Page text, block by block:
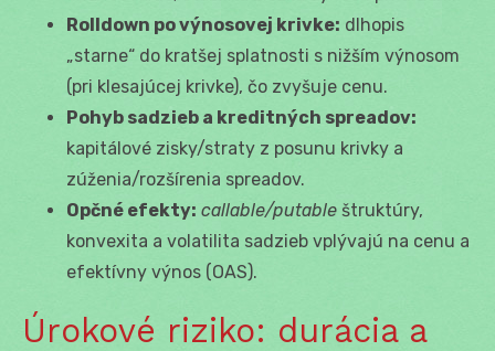
Rolldown po výnosovej krivke: dlhopis
„starne“ do kratšej splatnosti s nižším výnosom
(pri klesajúcej krivke), čo zvyšuje cenu.
Pohyb sadzieb a kreditných spreadov:
kapitálové zisky/straty z posunu krivky a
zúženia/rozšírenia spreadov.
Opčné efekty: callable/putable štruktúry,
konvexita a volatilita sadzieb vplývajú na cenu a
efektívny výnos (OAS).
Úrokové riziko: durácia a